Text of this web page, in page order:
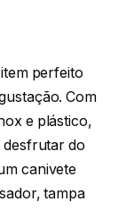
perfeito
Com
e plástico,
desfrutar do
canivete
tampa